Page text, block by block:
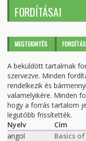
FORDÍTÁSAI
Elsődleges fülek
MEGTEKINTÉS FORDÍTÁS
A beküldött tartalmak
szervezve. Minden
rendelkezik és
valamelyikére. Minden
hogy a forrás tartalom
legutóbb frissítették.
Nyelv
Cím
angol
Basics